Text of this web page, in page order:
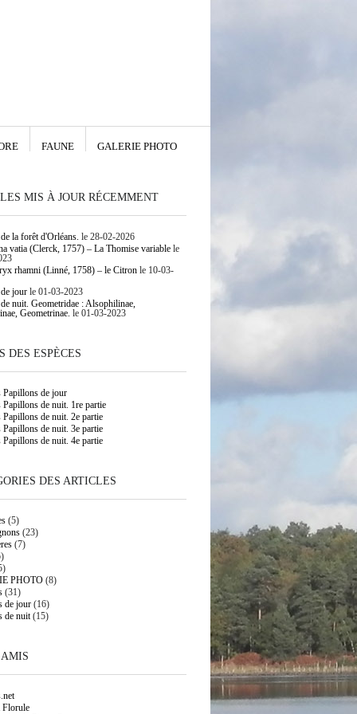
FAUNE GALERIE PHOTO
MIS À JOUR RÉCEMMENT
la forêt d'Orléans. le 28-02-2026
vatia (Clerck, 1757) – La Thomise variablele
rhamni (Linné, 1758) – le Citronle 10-03-
jourle 01-03-2023
nuit. Geometridae : Alsophilinae,
Geometrinae. le 01-03-2023
DES ESPÈCES
Papillons de jour
Papillons de nuit. 1re partie
Papillons de nuit. 2e partie
Papillons de nuit. 3e partie
Papillons de nuit. 4e partie
DES ARTICLES
(5)
(23)
(7)
PHOTO(8)
(31)
de jour(16)
de nuit(15)
Florule